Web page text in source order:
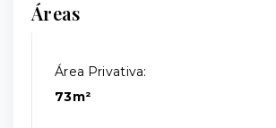
Áreas
Área Privativa:
73m²